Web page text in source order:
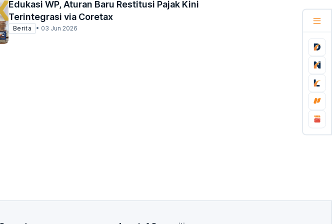
Edukasi WP, Aturan Baru Restitusi Pajak Kini
Terintegrasi via Coretax
Berita • 03 Jun 2026